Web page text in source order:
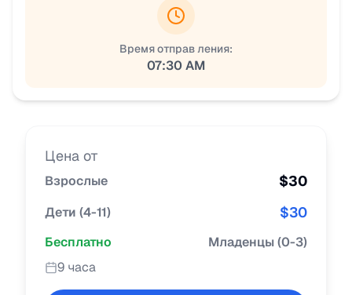
Время отправ ления:
07:30 AM
Цена от
Взрослые $30
Дети (4-11) $30
Бесплатно Младенцы(0-3)
9 часа